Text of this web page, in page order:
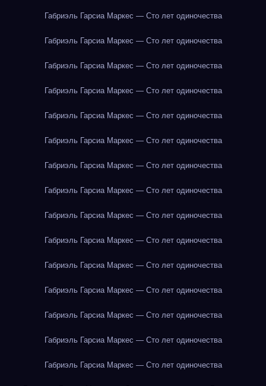
Габриэль Гарсиа Маркес — Сто лет одиночества
Габриэль Гарсиа Маркес — Сто лет одиночества
Габриэль Гарсиа Маркес — Сто лет одиночества
Габриэль Гарсиа Маркес — Сто лет одиночества
Габриэль Гарсиа Маркес — Сто лет одиночества
Габриэль Гарсиа Маркес — Сто лет одиночества
Габриэль Гарсиа Маркес — Сто лет одиночества
Габриэль Гарсиа Маркес — Сто лет одиночества
Габриэль Гарсиа Маркес — Сто лет одиночества
Габриэль Гарсиа Маркес — Сто лет одиночества
Габриэль Гарсиа Маркес — Сто лет одиночества
Габриэль Гарсиа Маркес — Сто лет одиночества
Габриэль Гарсиа Маркес — Сто лет одиночества
Габриэль Гарсиа Маркес — Сто лет одиночества
Габриэль Гарсиа Маркес — Сто лет одиночества